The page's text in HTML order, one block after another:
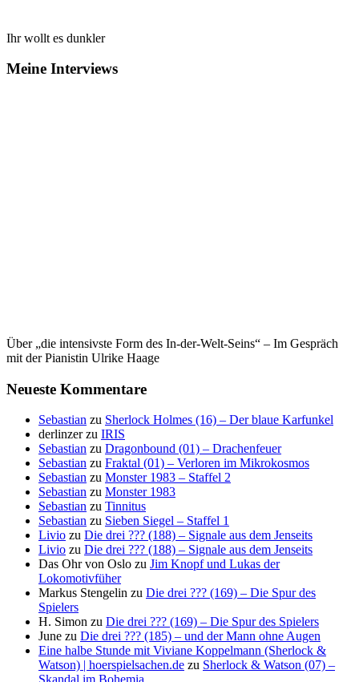
Ihr wollt es dunkler
Meine Interviews
Über „die intensivste Form des In-der-Welt-Seins“ – Im Gespräch
mit der Pianistin Ulrike Haage
Neueste Kommentare
Sebastian zu Sherlock Holmes (16) – Der blaue Karfunkel
derlinzerzu IRIS
Sebastian zu Dragonbound (01) – Drachenfeuer
Sebastian zu Fraktal (01) – Verloren im Mikrokosmos
Sebastian zu Monster 1983 – Staffel 2
Sebastian zu Monster 1983
Sebastian zu Tinnitus
Sebastian zu Sieben Siegel – Staffel 1
Livio zu Die drei ??? (188) – Signale aus dem Jenseits
Livio zu Die drei ??? (188) – Signale aus dem Jenseits
Das Ohr von Oslo zu Jim Knopf und Lukas der
Lokomotivfüher
Markus Stengelin zu Die drei ??? (169) – Die Spur des
Spielers
H. Simon zu Die drei ??? (169) – Die Spur des Spielers
June zu Die drei ??? (185) – und der Mann ohne Augen
Eine halbe Stunde mit Viviane Koppelmann (Sherlock &
Watson) | hoerspielsachen.de zu Sherlock & Watson (07) –